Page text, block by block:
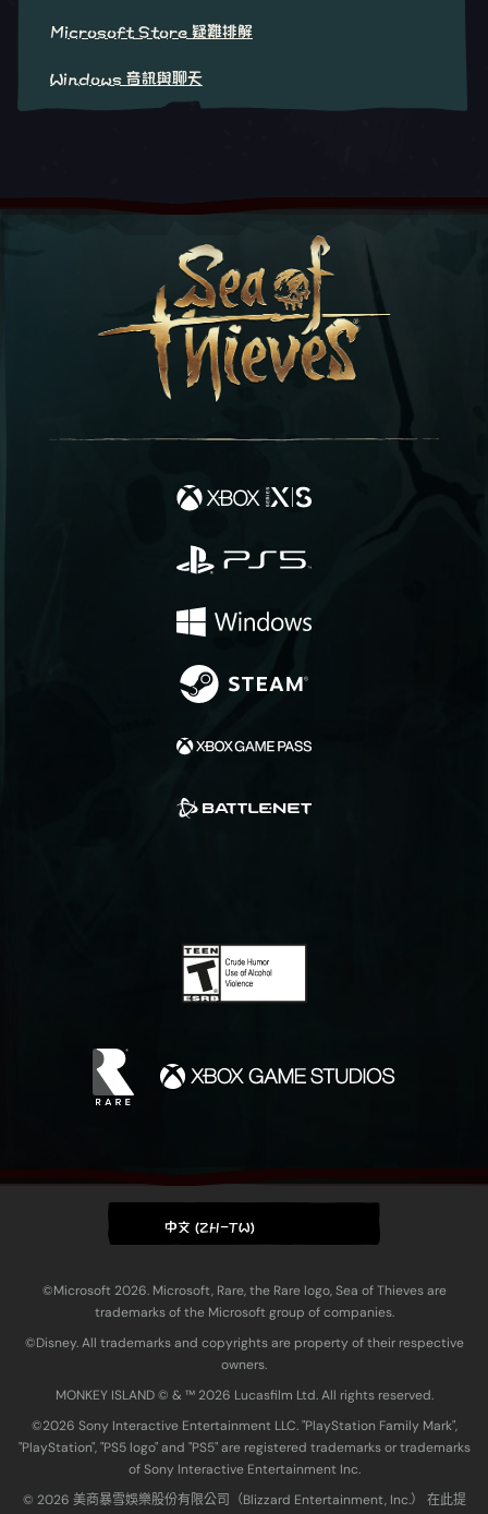
Microsoft Store 疑難排解
Windows 音訊與聊天
中文 (ZH-TW)
©Microsoft 2026. Microsoft, Rare, the Rare logo, Sea of Thieves are
trademarks of the Microsoft group of companies.
©Disney. All trademarks and copyrights are property of their respective
owners.
MONKEY ISLAND © & ™ 20‍26 Lucasfilm Ltd. All rights reserved.
©2026 Sony Interactive Entertainment LLC. "PlayStation Family Mark",
"PlayStation", "PS5 logo" and "PS5" are registered trademarks or trademarks
of Sony Interactive Entertainment Inc.
© 2026 美商暴雪娛樂股份有限公司（Blizzard Entertainment, Inc.） 在此提